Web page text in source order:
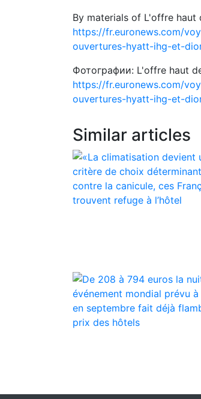
By materials of L'offre haut
https://fr.euronews.com/
ouvertures-hyatt-ihg-et-
Фотографии: L'offre haut
https://fr.euronews.com/
ouvertures-hyatt-ihg-et-
Similar articles